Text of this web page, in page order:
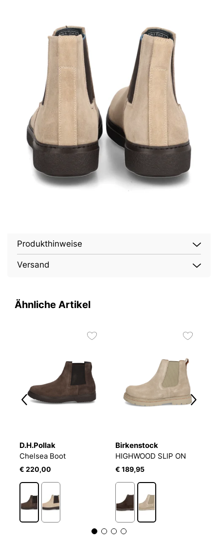
Produkthinweise
Versand
Ähnliche Artikel
D.H.Pollak
Chelsea Boot
€ 220,00
Birkenstock
HIGHWOOD SLIP ON
€ 189,95